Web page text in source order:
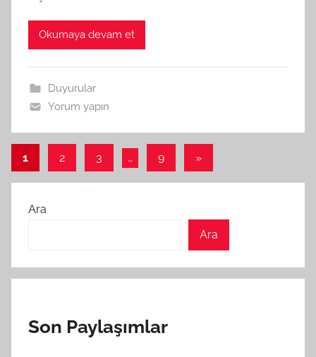
Okumaya devam et
Duyurular
Yorum yapın
Yazı
sayfalaması
1 2 3 … 9
Sonraki
»
Ara
Ara
Son Paylaşımlar